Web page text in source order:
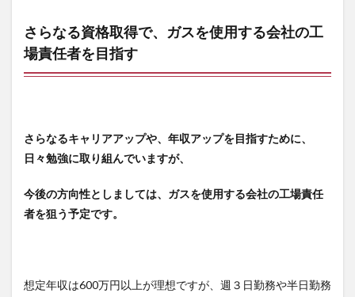
さらなる資格取得で、ガスを使用する会社の工
場責任者を目指す
さらなるキャリアアップや、年収アップを目指すために、
日々勉強に取り組んでいますが、
今後の方向性としましては、ガスを使用する会社の工場責任
者を狙う予定です。
想定年収は600万円以上が理想ですが、週３日勤務や半日勤務